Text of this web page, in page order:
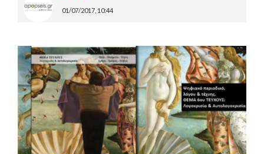
01/07/2017, 10:44